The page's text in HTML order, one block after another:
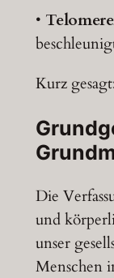
•
Kurz
Die
und
unser
Menschen